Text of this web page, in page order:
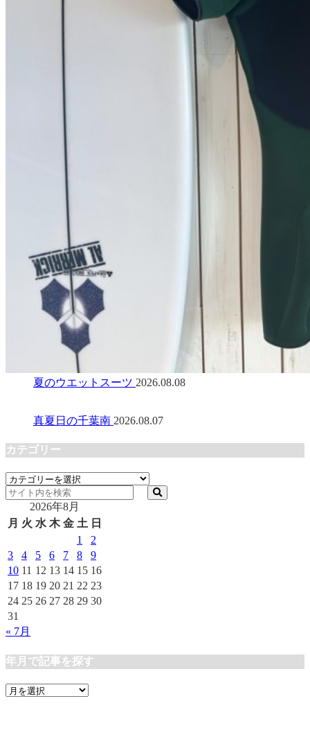
夏のウエットスーツ 2026.08.08
真夏日の千葉南 2026.08.07
カテゴリー
カ
テ
リ
2026年8月
月 火 水 木 金 土 日
1
2
3
4 5 6 7 8
9
10 11 12 13 14 15 16
17 18 19 20 21 22 23
24 25 26 27 28 29 30
31
« 7月
年月で記事を探す
年